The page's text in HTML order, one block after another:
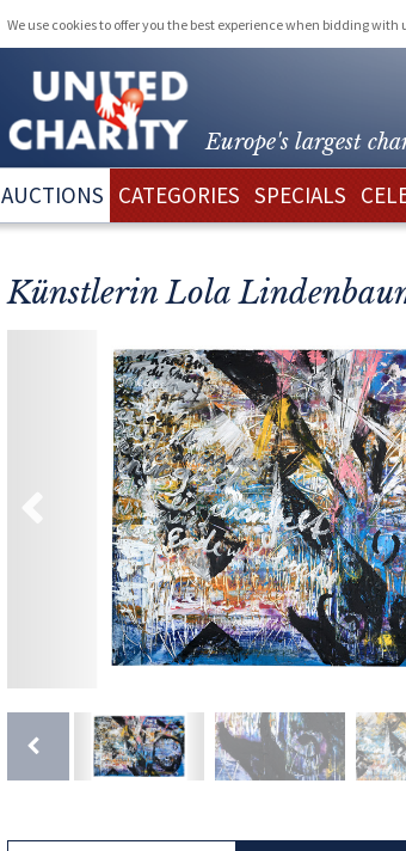
We use cookies to offer you the best experience when bidding
Europe's largest
AUCTIONS CATEGORIES SPECIALS
Künstlerin Lola